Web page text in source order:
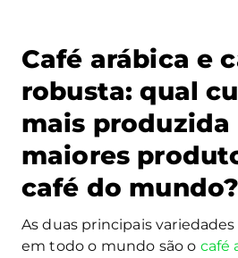
Café arábica e
robusta: qual
mais produzida
maiores
café do mundo?
As duas principais
em todo o mundo são o café